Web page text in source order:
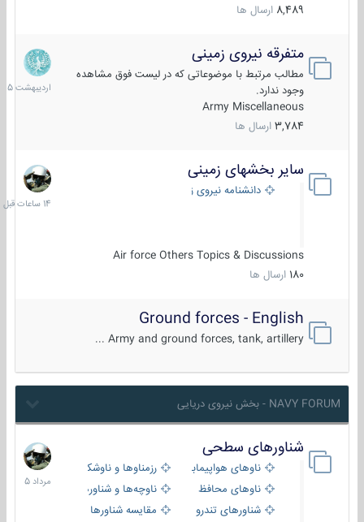
8,489 ارسال ها
متفرقه نیروی زمینی
مطالب مرتبط با موضوعاتی که در لیست فوق مشاهده
وجود ندارد.
Army Miscellaneous
3,784 ارسال ها
27
1405
سایر بخشهای زمینی
دانشنامه نیروی زمینی
Air force Others Topics & Discussions
180 ارسال ها
14
ساعات
قبل
Ground forces - English
Army and ground forces, tank, artillery ...
NAVY FORUM - بخش نیروی دریایی
شناورهای سطحی
ناوهای هواپیمابر و بالگرد بررزمناوها و ناوشکن‌ها
ناوهای محافظ
ناوچه‌ها و شناورهای گشتی
شناورهای تندرو
مقایسه شناورها
2
مرداد
1405